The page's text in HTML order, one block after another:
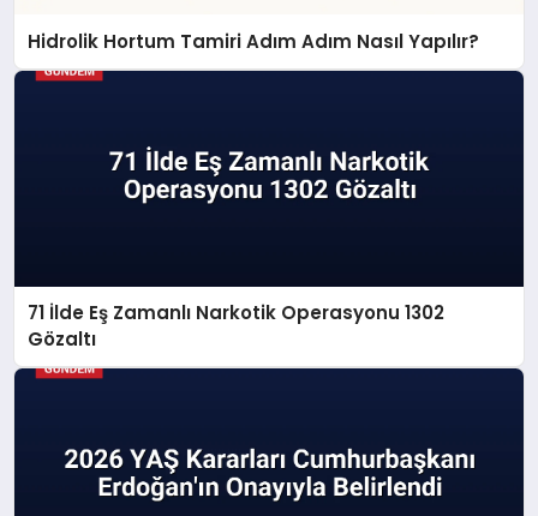
Hidrolik Hortum Tamiri Adım Adım Nasıl Yapılır?
71 İlde Eş Zamanlı Narkotik Operasyonu 1302
Gözaltı